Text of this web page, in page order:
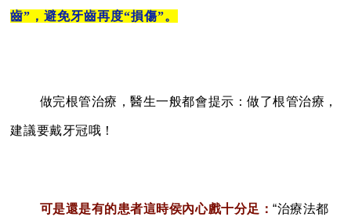
齒”，避免牙齒再度“損傷”。
做完根管治療，醫生一般都會提示：做了根管治療，
建議要戴牙冠哦！
可是還是有的患者這時侯內心戲十分足：“治療法都